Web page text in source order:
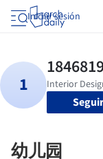
Iniciar sesión
Seguir
幼儿园